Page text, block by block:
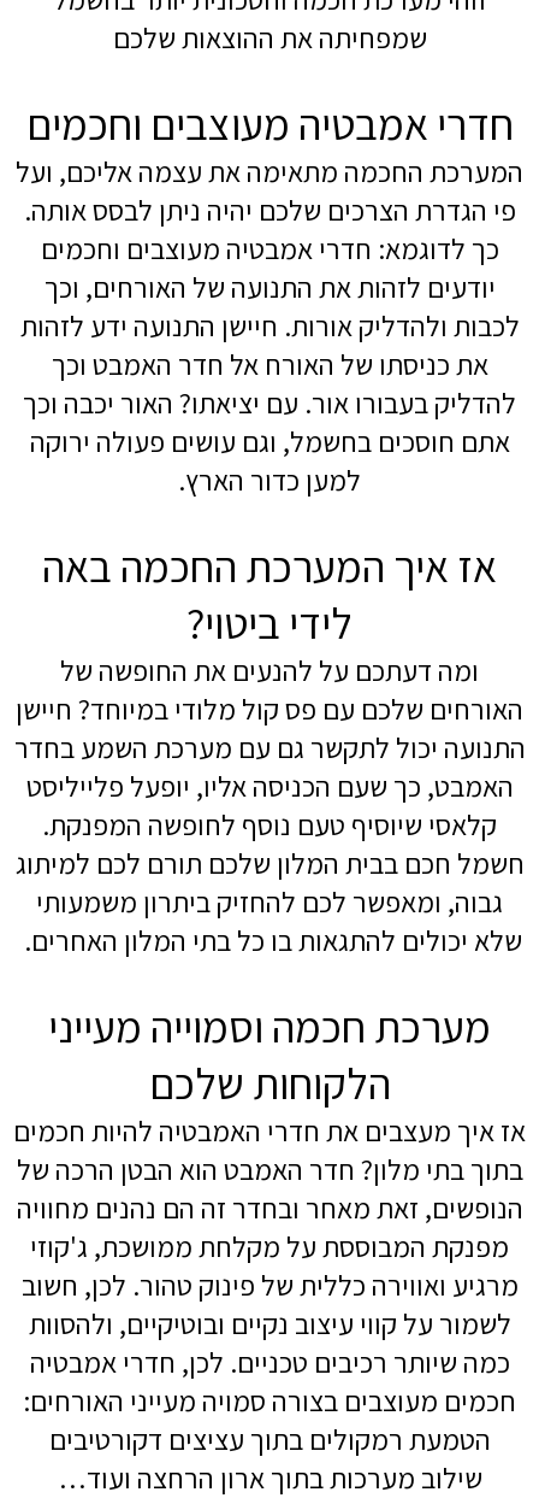
שמפחיתה את ההוצאות שלכם
חדרי אמבטיה מעוצבים וחכמים
המערכת החכמה מתאימה את עצמה אליכם, ועל
פי הגדרת הצרכים שלכם יהיה ניתן לבסס אותה.
כך לדוגמא: חדרי אמבטיה מעוצבים וחכמים
יודעים לזהות את התנועה של האורחים, וכך
לכבות ולהדליק אורות. חיישן התנועה ידע לזהות
את כניסתו של האורח אל חדר האמבט וכך
להדליק בעבורו אור. עם יציאתו? האור יכבה וכך
אתם חוסכים בחשמל, וגם עושים פעולה ירוקה
למען כדור הארץ.
אז איך המערכת החכמה באה
לידי ביטוי?
ומה דעתכם על להנעים את החופשה של
האורחים שלכם עם פס קול מלודי במיוחד? חיישן
התנועה יכול לתקשר גם עם מערכת השמע בחדר
האמבט, כך שעם הכניסה אליו, יופעל פלייליסט
קלאסי שיוסיף טעם נוסף לחופשה המפנקת.
חשמל חכם בבית המלון שלכם תורם לכם למיתוג
גבוה, ומאפשר לכם להחזיק ביתרון משמעותי
שלא יכולים להתגאות בו כל בתי המלון האחרים.
מערכת חכמה וסמוייה מעייני
הלקוחות שלכם
אז איך מעצבים את חדרי האמבטיה להיות חכמים
בתוך בתי מלון? חדר האמבט הוא הבטן הרכה של
הנופשים, זאת מאחר ובחדר זה הם נהנים מחוויה
מפנקת המבוססת על מקלחת ממושכת, ג'קוזי
מרגיע ואווירה כללית של פינוק טהור. לכן, חשוב
לשמור על קווי עיצוב נקיים ובוטיקיים, ולהסוות
כמה שיותר רכיבים טכניים. לכן, חדרי אמבטיה
חכמים מעוצבים בצורה סמויה מעייני האורחים:
הטמעת רמקולים בתוך עציצים דקורטיבים
שילוב מערכות בתוך ארון הרחצה ועוד…